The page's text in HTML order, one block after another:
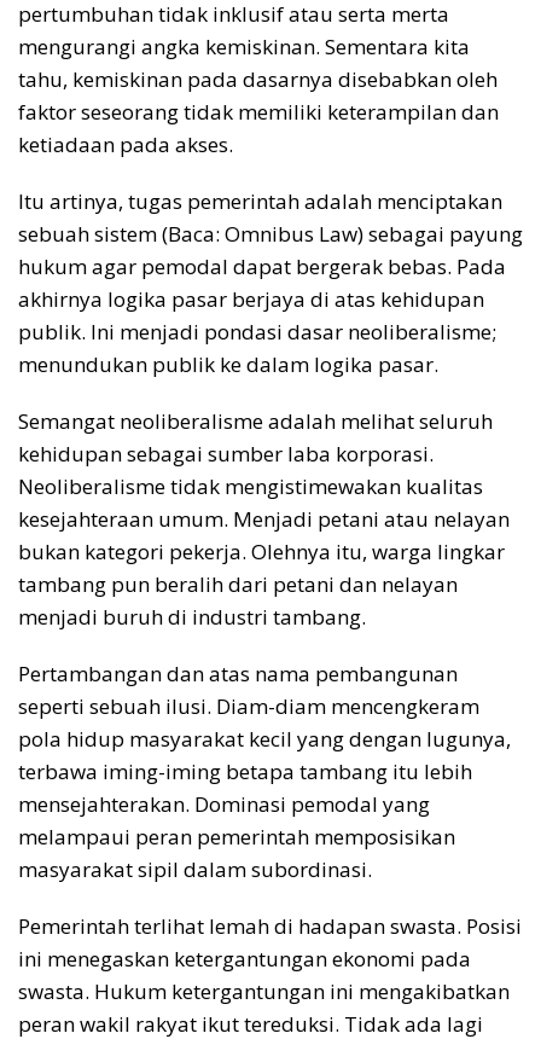
pertumbuhan tidak inklusif atau serta merta
mengurangi angka kemiskinan. Sementara kita
tahu, kemiskinan pada dasarnya disebabkan oleh
faktor seseorang tidak memiliki keterampilan dan
ketiadaan pada akses.
Itu artinya, tugas pemerintah adalah menciptakan
sebuah sistem (Baca: Omnibus Law) sebagai payung
hukum agar pemodal dapat bergerak bebas. Pada
akhirnya logika pasar berjaya di atas kehidupan
publik. Ini menjadi pondasi dasar neoliberalisme;
menundukan publik ke dalam logika pasar.
Semangat neoliberalisme adalah melihat seluruh
kehidupan sebagai sumber laba korporasi.
Neoliberalisme tidak mengistimewakan kualitas
kesejahteraan umum. Menjadi petani atau nelayan
bukan kategori pekerja. Olehnya itu, warga lingkar
tambang pun beralih dari petani dan nelayan
menjadi buruh di industri tambang.
Pertambangan dan atas nama pembangunan
seperti sebuah ilusi. Diam-diam mencengkeram
pola hidup masyarakat kecil yang dengan lugunya,
terbawa iming-iming betapa tambang itu lebih
mensejahterakan. Dominasi pemodal yang
melampaui peran pemerintah memposisikan
masyarakat sipil dalam subordinasi.
Pemerintah terlihat lemah di hadapan swasta. Posisi
ini menegaskan ketergantungan ekonomi pada
swasta. Hukum ketergantungan ini mengakibatkan
peran wakil rakyat ikut tereduksi. Tidak ada lagi